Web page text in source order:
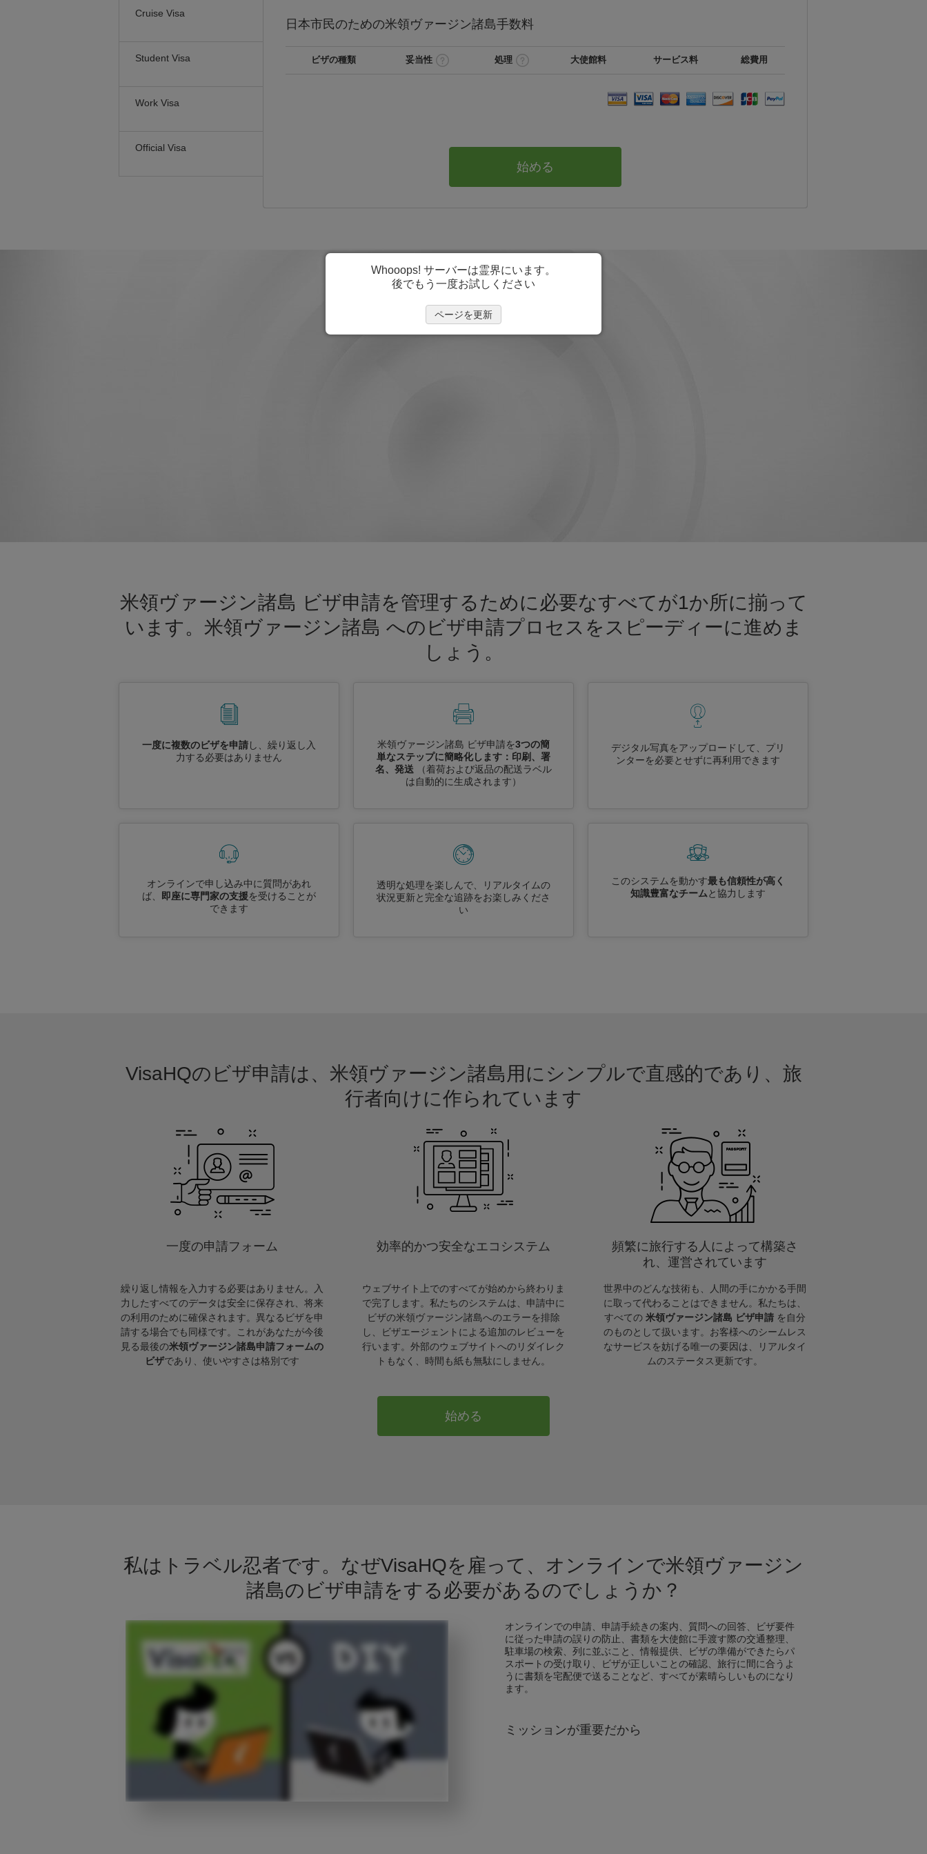
Cruise Visa
Student Visa
Work Visa
Official Visa
日本市民のための米領ヴァージン諸島手数料
ビザの種類 妥当性 処理 大使館料 サービス料 総費用
始める
米領ヴァージン諸島 ビザ申請を管理するために必要なすべてが1か所に揃って
います。米領ヴァージン諸島 へのビザ申請プロセスをスピーディーに進めま
しょう。
一度に複数のビザを申請し、繰り返し入
力する必要はありません
米領ヴァージン諸島 ビザ申請を3つの簡
単なステップに簡略化します：印刷、署
名、発送
（着荷および返品の配送ラベル
は自動的に生成されます）
デジタル写真をアップロードして、プリ
ンターを必要とせずに再利用できます
オンラインで申し込み中に質問があれ
ば、
即座に専門家の支援を受けることが
できます
透明な処理を楽しんで、リアルタイムの
状況更新と完全な追跡をお楽しみくださ
い
このシステムを動かす最も信頼性が高く
知識豊富なチームと協力します
VisaHQのビザ申請は、米領ヴァージン諸島用にシンプルで直感的であり、旅
行者向けに作られています
一度の申請フォーム
繰り返し情報を入力する必要はありません。入
力したすべてのデータは安全に保存され、将来
の利用のために確保されます。異なるビザを申
請する場合でも同様です。これがあなたが今後
見る最後の米領ヴァージン諸島申請フォームの
ビザであり、使いやすさは格別です
効率的かつ安全なエコシステム
ウェブサイト上でのすべてが始めから終わりま
で完了します。私たちのシステムは、申請中に
ビザの米領ヴァージン諸島へのエラーを排除
し、ビザエージェントによる追加のレビューを
行います。外部のウェブサイトへのリダイレク
トもなく、時間も紙も無駄にしません。
頻繁に旅行する人によって構築さ
れ、運営されています
世界中のどんな技術も、人間の手にかかる手間
に取って代わることはできません。私たちは、
すべての 米領ヴァージン諸島 ビザ申請 を自分
のものとして扱います。お客様へのシームレス
なサービスを妨げる唯一の要因は、リアルタイ
ムのステータス更新です。
始める
私はトラベル忍者です。なぜVisaHQを雇って、オンラインで米領ヴァージン
諸島のビザ申請をする必要があるのでしょうか？
オンラインでの申請、申請手続きの案内、質問への回答、ビザ要件
に従った申請の誤りの防止、書類を大使館に手渡す際の交通整理、
駐車場の検索、列に並ぶこと、情報提供、ビザの準備ができたらパ
スポートの受け取り、ビザが正しいことの確認、旅行に間に合うよ
うに書類を宅配便で送ることなど、すべてが素晴らしいものになり
ます。
ミッションが重要だから
Whooops! サーバーは霊界にいます。
後でもう一度お試しください
ページを更新